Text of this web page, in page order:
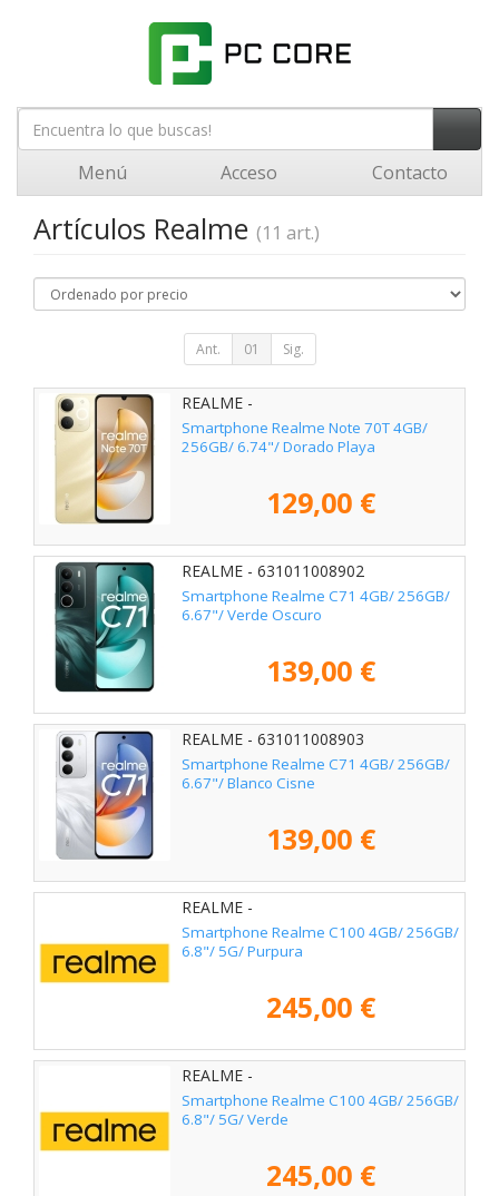
Menú Acceso Contacto
Artículos Realme (11 art.)
Ant. 01 Sig.
REALME -
Smartphone Realme Note 70T 4GB/
256GB/ 6.74"/ Dorado Playa
129,00 €
REALME - 631011008902
Smartphone Realme C71 4GB/ 256GB/
6.67"/ Verde Oscuro
139,00 €
REALME - 631011008903
Smartphone Realme C71 4GB/ 256GB/
6.67"/ Blanco Cisne
139,00 €
REALME -
Smartphone Realme C100 4GB/ 256GB/
6.8"/ 5G/ Purpura
245,00 €
REALME -
Smartphone Realme C100 4GB/ 256GB/
6.8"/ 5G/ Verde
245,00 €